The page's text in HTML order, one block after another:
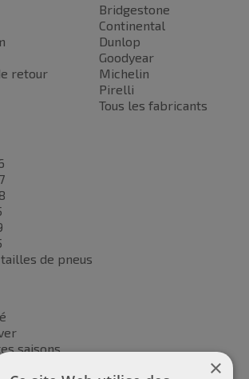
retour
Bridgestone
Continental
Dunlop
Goodyear
Michelin
Pirelli
Tous les fabricants
de pneus
saisons
×